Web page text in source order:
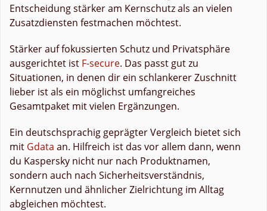
Entscheidung stärker am Kernschutz als an vielen
Zusatzdiensten festmachen möchtest.
Stärker auf fokussierten Schutz und Privatsphäre
ausgerichtet ist F-secure. Das passt gut zu
Situationen, in denen dir ein schlankerer Zuschnitt
lieber ist als ein möglichst umfangreiches
Gesamtpaket mit vielen Ergänzungen.
Ein deutschsprachig geprägter Vergleich bietet sich
mit Gdata an. Hilfreich ist das vor allem dann, wenn
du Kaspersky nicht nur nach Produktnamen,
sondern auch nach Sicherheitsverständnis,
Kernnutzen und ähnlicher Zielrichtung im Alltag
abgleichen möchtest.